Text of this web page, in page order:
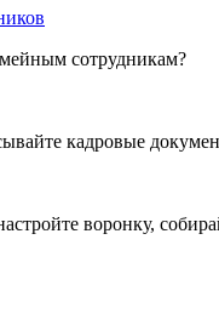
сотрудникам?
кадровые
воронку,